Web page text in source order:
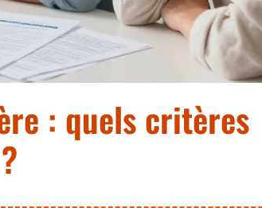
: quels critères